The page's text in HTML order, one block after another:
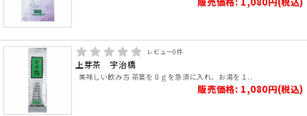
レビュー0件
上芽茶 宇治橋
美味しい飲み方 茶葉を８ｇを急須に入れ、お湯を１..
販売価格: 1,080円(税込)